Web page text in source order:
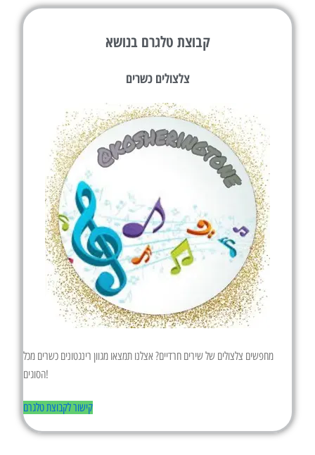
קבוצת טלגרם בנושא
צלצולים כשרים
מחפשים צלצולים של שירים חרדיים? אצלנו תמצאו מגוון רינגטונים כשרים מכל
הסוגים!
קישור לקבוצת טלגרם